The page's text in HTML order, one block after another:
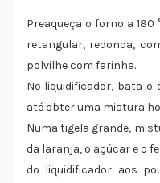
Preaqueça o forno a 180
retangular, redonda,
polvilhe com farinha.
No liquidificador, bata o
até obter uma mistura
Numa tigela grande,
da laranja, o açúcar e o
do liquidificador aos